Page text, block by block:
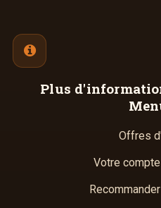
Plus
Offres
Votre